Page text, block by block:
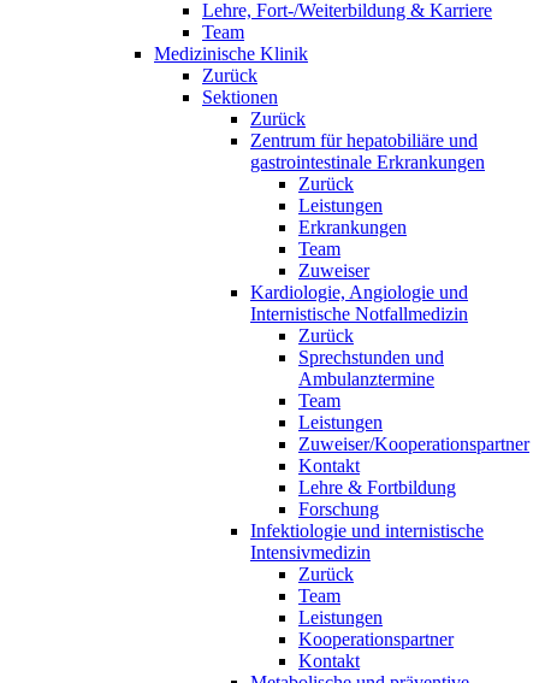
Lehre, Fort-/Weiterbildung & Karriere
Team
Medizinische Klinik
Zurück
Sektionen
Zurück
Zentrum für hepatobiliäre und
gastrointestinale Erkrankungen
Zurück
Leistungen
Erkrankungen
Team
Zuweiser
Kardiologie, Angiologie und
Internistische Notfallmedizin
Zurück
Sprechstunden und
Ambulanztermine
Team
Leistungen
Zuweiser/Kooperationspartner
Kontakt
Lehre & Fortbildung
Forschung
Infektiologie und internistische
Intensivmedizin
Zurück
Team
Leistungen
Kooperationspartner
Kontakt